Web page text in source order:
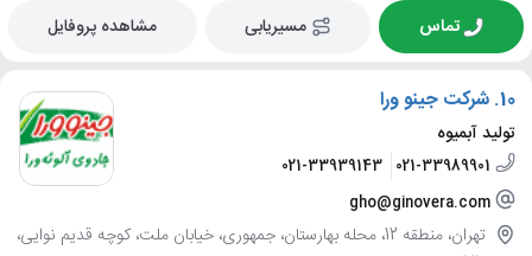
تماس مسیریابی مشاهده پروفایل
10. شرکت جینو ورا
تولید آبمیوه
021-33989901
021-33939143
gho@ginovera.com
تهران، منطقه 12، محله بهارستان، جمهوری، خیابان ملت، کوچه قدیم نوایی،